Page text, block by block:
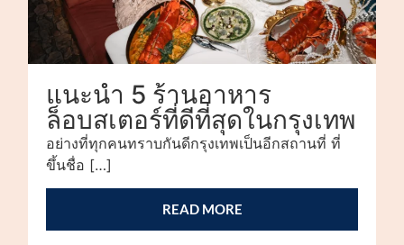
แนะนำ 5 ร้านอาหาร
ล็อบสเตอร์ที่ดีที่สุดในกรุงเทพ
อย่างที่ทุกคนทราบกันดีกรุงเทพเป็นอีกสถานที่ ที่
ขึ้นชื่อ […]
READ MORE